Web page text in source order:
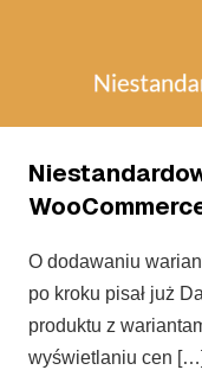
O dodawaniu
po kroku pisał już
produktu z
wyświetlaniu cen […]